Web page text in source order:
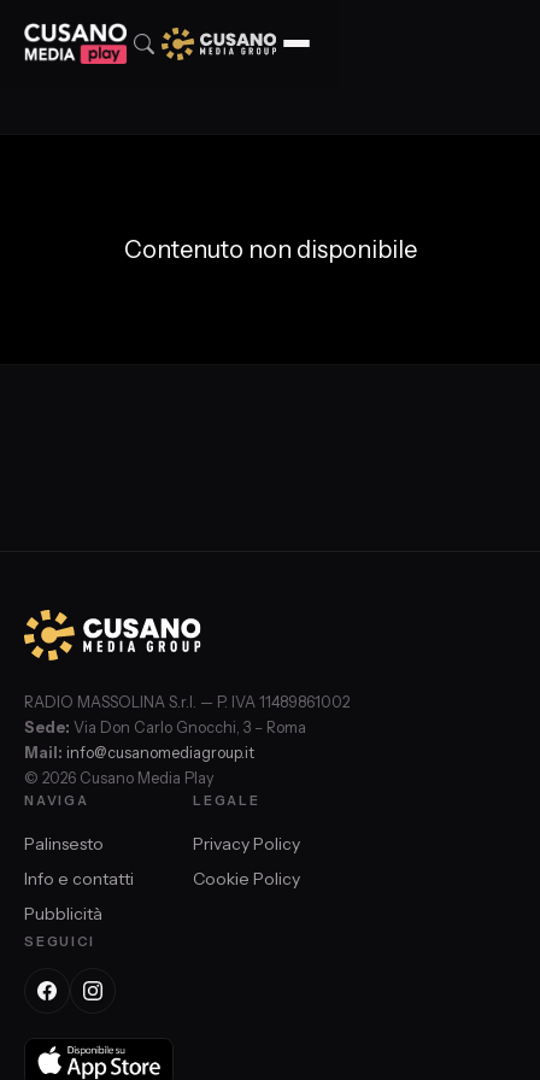
Contenuto non disponibile
RADIO MASSOLINA S.r.l. — P. IVA 11489861002
Sede: Via Don Carlo Gnocchi, 3 – Roma
Mail: info@cusanomediagroup.it
© 2026 Cusano Media Play
NAVIGA
Palinsesto
Info e contatti
Pubblicità
LEGALE
Privacy Policy
Cookie Policy
SEGUICI